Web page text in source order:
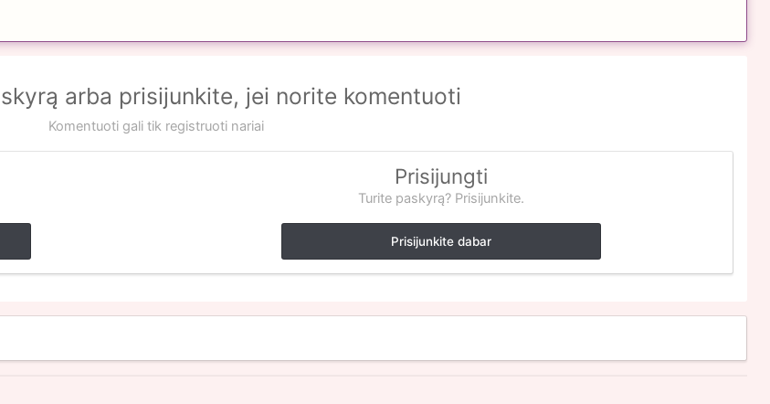
arba prisijunkite, jei norite komentuoti
Komentuoti gali tik registruoti nariai
Prisijungti
Turite paskyrą? Prisijunkite.
Prisijunkite dabar